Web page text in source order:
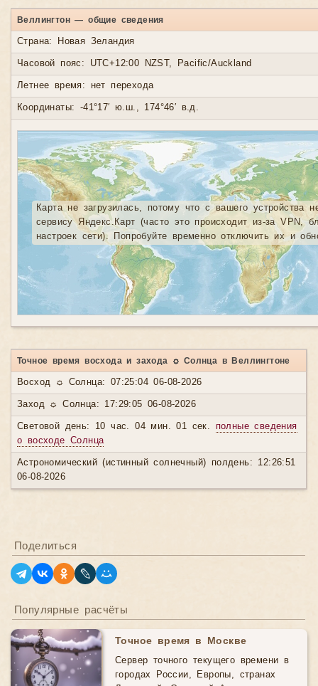
Веллингтон — общие сведения
Страна: Новая Зеландия
Часовой пояс: UTC+12:00 NZST, Pacific/Auckland
Летнее время: нет перехода
Координаты: -41°17′ ю.ш., 174°46′ в.д.
Карта не загрузилась, потому что с вашего устройства
сервису Яндекс.Карт (часто это происходит из-за VPN,
настроек сети). Попробуйте временно отключить их и
Точное время восхода и захода ☼ Солнца в Веллингтоне
Восход ☼ Солнца: 07:25:04 06-08-2026
Заход ☼ Солнца: 17:29:05 06-08-2026
Световой день: 10 час. 04 мин. 01 сек. полные сведения
о восходе Солнца
Астрономический (истинный солнечный) полдень: 12:26:51
06-08-2026
Поделиться
Популярные расчёты
Точное время в Москве
Сервер точного текущего времени в
городах России, Европы, странах